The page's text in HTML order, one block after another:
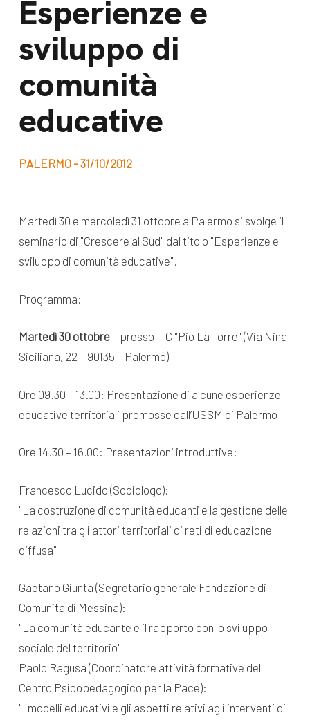
Esperienze e
sviluppo di
comunità
educative
PALERMO - 31/10/2012
Martedì 30 e mercoledì 31 ottobre a Palermo si svolge il
seminario di "Crescere al Sud" dal titolo "Esperienze e
sviluppo di comunità educative".
Programma:
Martedì 30 ottobre– presso ITC "Pio La Torre" (Via Nina
Siciliana, 22 – 90135 – Palermo)
Ore 09.30 – 13.00: Presentazione di alcune esperienze
educative territoriali promosse dall’USSM di Palermo
Ore 14.30 – 16.00: Presentazioni introduttive:
Francesco Lucido (Sociologo):
"La costruzione di comunità educanti e la gestione delle
relazioni tra gli attori territoriali di reti di educazione
diffusa"
Gaetano Giunta (Segretario generale Fondazione di
Comunità di Messina):
"La comunità educante e il rapporto con lo sviluppo
sociale del territorio"
Paolo Ragusa (Coordinatore attività formative del
Centro Psicopedagogico per la Pace):
"I modelli educativi e gli aspetti relativi agli interventi di
Lavora con noi
Bilancio di
missione
News e
appuntamenti
News
dal Sud